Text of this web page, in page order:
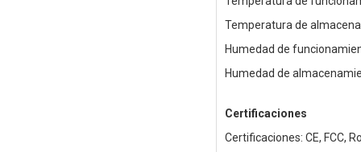
Temperatura de
Humedad de
Humedad de
Certificaciones
Certificaciones: CE, FCC,